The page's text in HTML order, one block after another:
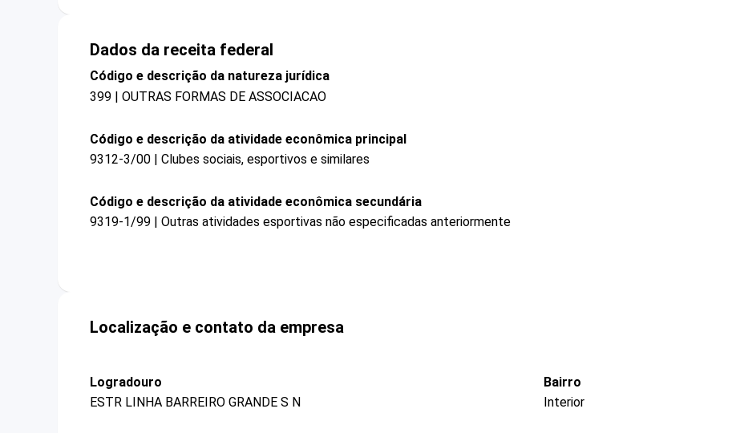
Dados da receita federal
Código e descrição da natureza jurídica
399 | OUTRAS FORMAS DE ASSOCIACAO
Código e descrição da atividade econômica principal
9312-3/00 | Clubes sociais, esportivos e similares
Código e descrição da atividade econômica secundária
9319-1/99 | Outras atividades esportivas não especificadas anteriormente
Localização e contato da empresa
Logradouro
ESTR LINHA BARREIRO GRANDE S N
Bairro
Interior